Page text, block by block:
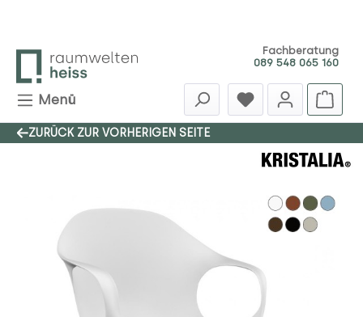
Fachberatung
089 548 065 160
Menü
ZURÜCK ZUR VORHERIGEN SEITE